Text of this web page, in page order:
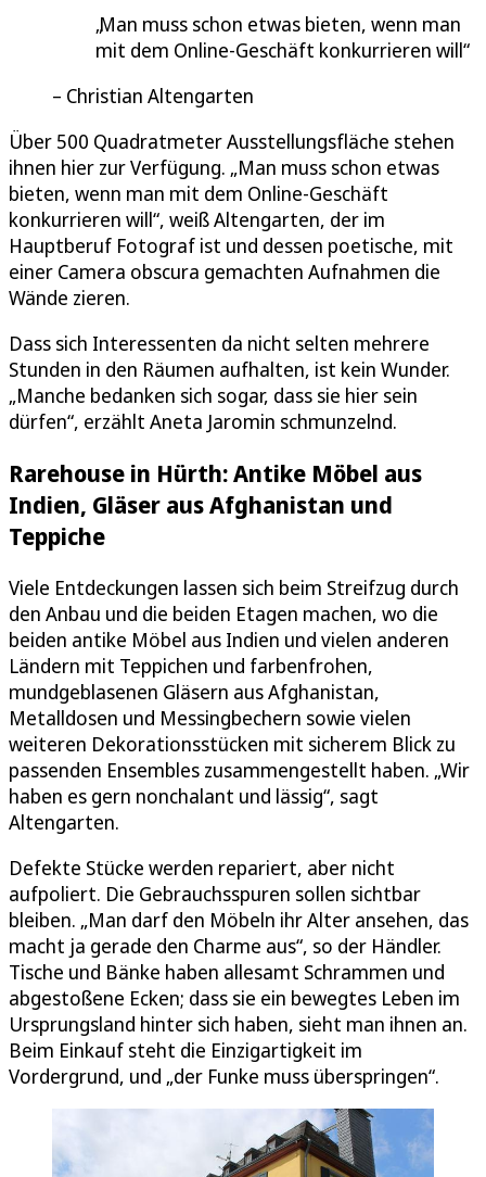
Man muss schon etwas bieten, wenn man
mit dem Online-Geschäft konkurrieren will
Christian Altengarten
Über 500 Quadratmeter Ausstellungsfläche stehen
ihnen hier zur Verfügung. „Man muss schon etwas
bieten, wenn man mit dem Online-Geschäft
konkurrieren will“, weiß Altengarten, der im
Hauptberuf Fotograf ist und dessen poetische, mit
einer Camera obscura gemachten Aufnahmen die
Wände zieren.
Dass sich Interessenten da nicht selten mehrere
Stunden in den Räumen aufhalten, ist kein Wunder.
„Manche bedanken sich sogar, dass sie hier sein
dürfen“, erzählt Aneta Jaromin schmunzelnd.
Rarehouse in Hürth: Antike Möbel aus
Indien, Gläser aus Afghanistan und
Teppiche
Viele Entdeckungen lassen sich beim Streifzug durch
den Anbau und die beiden Etagen machen, wo die
beiden antike Möbel aus Indien und vielen anderen
Ländern mit Teppichen und farbenfrohen,
mundgeblasenen Gläsern aus Afghanistan,
Metalldosen und Messingbechern sowie vielen
weiteren Dekorationsstücken mit sicherem Blick zu
passenden Ensembles zusammengestellt haben. „Wir
haben es gern nonchalant und lässig“, sagt
Altengarten.
Defekte Stücke werden repariert, aber nicht
aufpoliert. Die Gebrauchsspuren sollen sichtbar
bleiben. „Man darf den Möbeln ihr Alter ansehen, das
macht ja gerade den Charme aus“, so der Händler.
Tische und Bänke haben allesamt Schrammen und
abgestoßene Ecken; dass sie ein bewegtes Leben im
Ursprungsland hinter sich haben, sieht man ihnen an.
Beim Einkauf steht die Einzigartigkeit im
Vordergrund, und „der Funke muss überspringen“.